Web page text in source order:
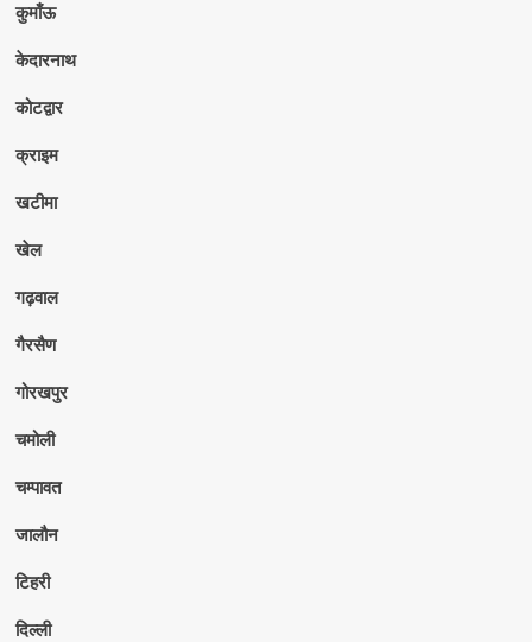
कुमाँऊ
केदारनाथ
कोटद्वार
क्राइम
खटीमा
खेल
गढ़वाल
गैरसैण
गोरखपुर
चमोली
चम्पावत
जालौन
टिहरी
दिल्ली